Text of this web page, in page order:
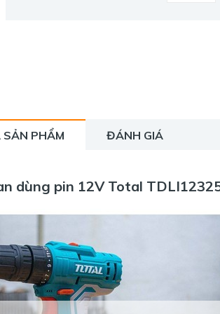
SẢN PHẨM ĐÁNH GIÁ
dùng pin 12V Total